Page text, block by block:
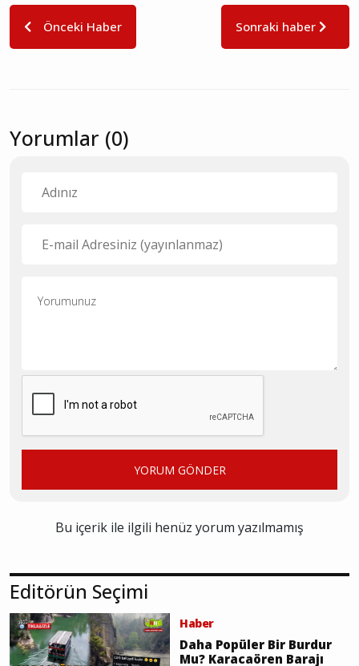
Önceki Haber Sonraki haber
Yorumlar (0)
YORUM GÖNDER
Bu içerik ile ilgili henüz yorum yazılmamış
Editörün Seçimi
Haber
Daha Popüler Bir Burdur
Mu? Karacaören Barajı